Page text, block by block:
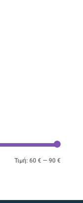
Τιμή:60 € —90 €